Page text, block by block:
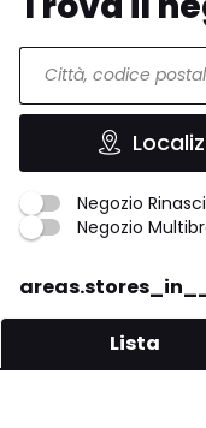
Negozio
Negozio
Lista